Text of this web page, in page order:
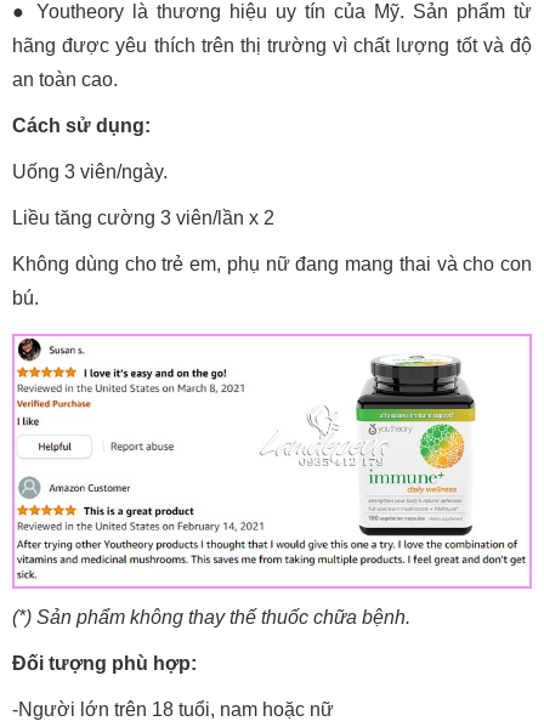
● Youtheory là thương hiệu uy tín của Mỹ. Sản phẩm từ
hãng được yêu thích trên thị trường vì chất lượng tốt và độ
an toàn cao.
Cách sử dụng:
Uống 3 viên/ngày.
Liều tăng cường 3 viên/lần x 2
Không dùng cho trẻ em, phụ nữ đang mang thai và cho con
bú.
(*) Sản phẩm không thay thế thuốc chữa bệnh.
Đối tượng phù hợp:
-Người lớn trên 18 tuổi, nam hoặc nữ